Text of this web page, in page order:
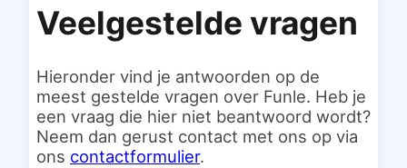
Veelgestelde vragen
Hieronder vind je antwoorden op de
meest gestelde vragen over Funle. Heb je
een vraag die hier niet beantwoord wordt?
Neem dan gerust contact met ons op via
ons contactformulier.